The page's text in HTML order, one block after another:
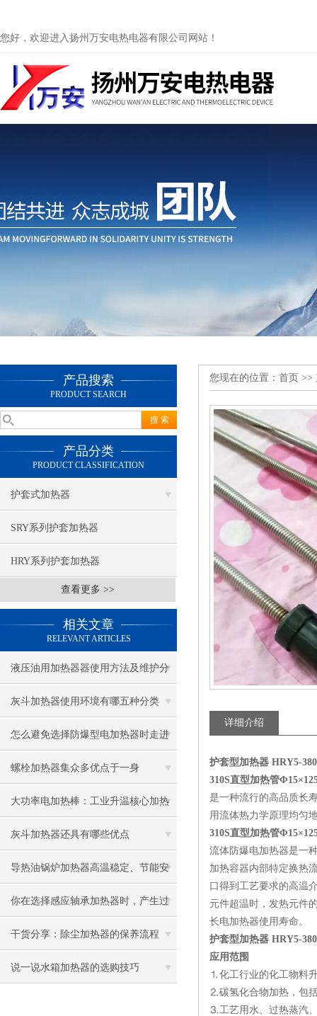
您好，欢迎进入扬州万安电热电器有限公司网站！
产品搜索
PRODUCT SEARCH
产品分类
PRODUCT CLASSIFICATION
护套式加热器
SRY系列护套加热器
HRY系列护套加热器
查看更多 >>
相关文章
RELEVANT ARTICLES
液压油用加热器器使用方法及维护分
享给大家
灰斗加热器使用环境有哪五种分类
怎么避免选择防爆型电加热器时走进
误区
螺栓加热器集众多优点于一身
大功率电加热棒：工业升温核心加热
配件
灰斗加热器还具有哪些优点
导热油锅炉加热器高温稳定、节能安
全，工业加热优选
你在选择感应轴承加热器时，产生过
困惑吗？
干货分享：除尘加热器的保养流程
说一说水箱加热器的选购技巧
您现在的位置： 首页 >>
详细介绍
护套型加热器 HRY5-
310S直型加热管
是一种流行的高品质长
用流体热力学原理均匀
310S直型加热管
流体防爆电加热器是一
加热容器内部特定换热
口得到工艺要求的高温
元件超温时，发热元件
长电加热器使用寿命。
护套型加热器 HRY5-
应用范围
⒈化工行业的化工物料
⒉碳氢化合物加热，包
⒊工艺用水、过热蒸汽